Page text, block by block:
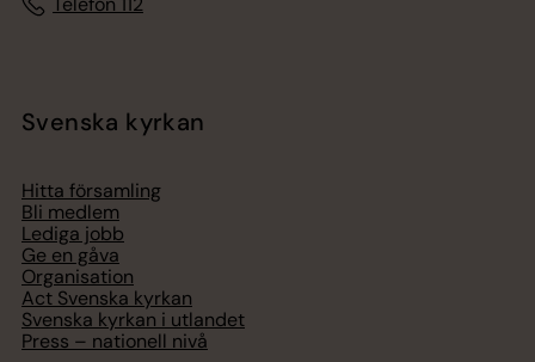
Svenska kyrkan
Hitta församling
Bli medlem
Lediga jobb
Ge en gåva
Organisation
Act Svenska kyrkan
Svenska kyrkan i utlandet
Press – nationell nivå